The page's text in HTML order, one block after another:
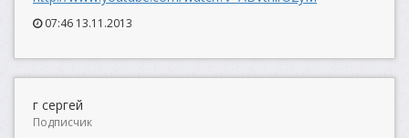
07:46 13.11.2013
г сергей
Подписчик